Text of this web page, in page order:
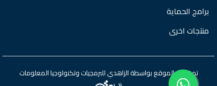
برامج الحماية
منتجات اخرى
تم تطوير الموقع بواسطةالزاهدي للبرمجيات وتكنولوجيا المعلومات